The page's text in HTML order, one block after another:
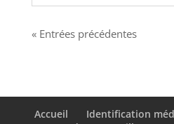
« Entrées précédentes
Accueil Identification